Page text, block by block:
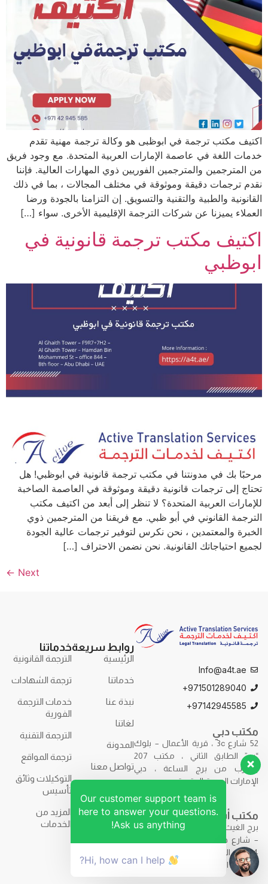
اكتيف مكتب ترجمة في ابوظبى هو وكالة ترجمة مهنية تقدم
خدمات اللغة في عاصمة الإمارات العربية المتحدة. مع وجود فريق
من المترجمين والمترجمين الفوريين ذوي المهارات العالية. فإننا
نقدم ترجمات دقيقة وموثوقة في مختلف المجالات ، بما في ذلك
القانونية والطبية والتقنية والتسويق. إن التزامنا بالجودة ورضا
العملاء يميزنا عن شركات الترجمة الإقليمية الأخرى. سواء […]
اكتيف مكتب ترجمة قانونية في
ابوظبي
مرحبًا بك في مدونتنا في مكتب ترجمة قانونية في ابوظبي! هل
تحتاج إلى ترجمات قانونية دقيقة وموثوقة في العاصمة الصاخبة
للإمارات العربية المتحدة؟ لا تنظر إلى أبعد من اكتيف مكتب
الترجمة القانوني في أبو ظبي. مع فريقنا من المترجمين ذوي
الخبرة والمعتمدين ، نحن نكرس لتوفير ترجمات عالية الجودة
لجميع احتياجاتك القانونية. نحن نضمن الاحتراف […]
Next
←
Info@a4t.ae
971501289040+
97142945585+
مكتب دبي
52 شارع 3c ، قرية الأعمال – بلوك
“ب” الطابق الثاني ، مكتب 207
بالقرب من برج الساعة ، دبي
الإمارات العربية المتحدة.
مكتب أبوظبي
برج الغيث – F9R7+7H2 – برج الغيث
– شارع حمدان بن محمد – مكتب
844 – الطابق الثامن – أبوظبي –
الإمارات العربية المتحدة
روابط سريعة
الرئيسية
خدماتنا
نبذة عنا
لغاتنا
المدونة
تواصل معنا
خدماتنا
الترجمة القانونية
ترجمة الشهادات
خدمات الترجمة
الفورية
الترجمة التقنية
ترجمة المواقع
التوكيلات وثائق
تأسيس
المزيد من
الخدمات
Our customer support team is
here to answer your questions.
Ask us anything!